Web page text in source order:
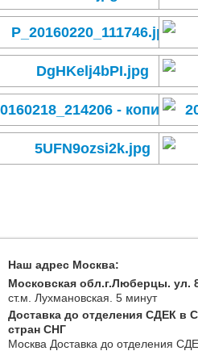
Наш адрес Москва:
Московская обл.г.Люберцы. ул.
ст.м. Лухмановская. 5 минут
Доставка до отделения СДЕК в
стран СНГ
Москва Доставка до отделения